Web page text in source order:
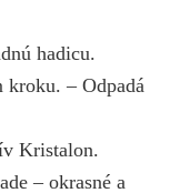
hadicu.
kroku. – Odpadá
Kristalon.
– okrasné a